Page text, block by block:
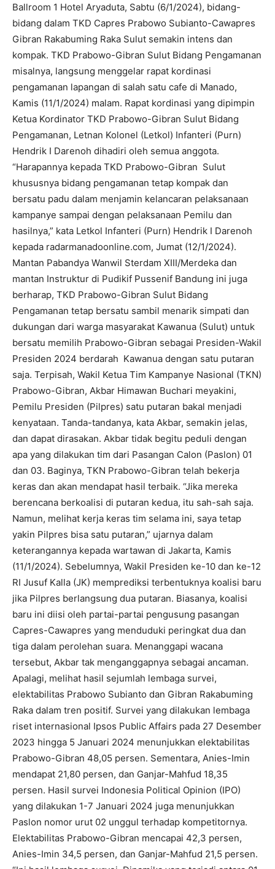
Ballroom 1 Hotel Aryaduta, Sabtu (6/1/2024), bidang-
bidang dalam TKD Capres Prabowo Subianto-Cawapres
Gibran Rakabuming Raka Sulut semakin intens dan
kompak. TKD Prabowo-Gibran Sulut Bidang Pengamanan
misalnya, langsung menggelar rapat kordinasi
pengamanan lapangan di salah satu cafe di Manado,
Kamis (11/1/2024) malam. Rapat kordinasi yang dipimpin
Ketua Kordinator TKD Prabowo-Gibran Sulut Bidang
Pengamanan, Letnan Kolonel (Letkol) Infanteri (Purn)
Hendrik I Darenoh dihadiri oleh semua anggota.
“Harapannya kepada TKD Prabowo-Gibran Sulut
khususnya bidang pengamanan tetap kompak dan
bersatu padu dalam menjamin kelancaran pelaksanaan
kampanye sampai dengan pelaksanaan Pemilu dan
hasilnya,” kata Letkol Infanteri (Purn) Hendrik I Darenoh
kepada radarmanadoonline.com, Jumat (12/1/2024).
Mantan Pabandya Wanwil Sterdam XIII/Merdeka dan
mantan Instruktur di Pudikif Pussenif Bandung ini juga
berharap, TKD Prabowo-Gibran Sulut Bidang
Pengamanan tetap bersatu sambil menarik simpati dan
dukungan dari warga masyarakat Kawanua (Sulut) untuk
bersatu memilih Prabowo-Gibran sebagai Presiden-Wakil
Presiden 2024 berdarah Kawanua dengan satu putaran
saja. Terpisah, Wakil Ketua Tim Kampanye Nasional (TKN)
Prabowo-Gibran, Akbar Himawan Buchari meyakini,
Pemilu Presiden (Pilpres) satu putaran bakal menjadi
kenyataan. Tanda-tandanya, kata Akbar, semakin jelas,
dan dapat dirasakan. Akbar tidak begitu peduli dengan
apa yang dilakukan tim dari Pasangan Calon (Paslon) 01
dan 03. Baginya, TKN Prabowo-Gibran telah bekerja
keras dan akan mendapat hasil terbaik. “Jika mereka
berencana berkoalisi di putaran kedua, itu sah-sah saja.
Namun, melihat kerja keras tim selama ini, saya tetap
yakin Pilpres bisa satu putaran,” ujarnya dalam
keterangannya kepada wartawan di Jakarta, Kamis
(11/1/2024). Sebelumnya, Wakil Presiden ke-10 dan ke-12
RI Jusuf Kalla (JK) memprediksi terbentuknya koalisi baru
jika Pilpres berlangsung dua putaran. Biasanya, koalisi
baru ini diisi oleh partai-partai pengusung pasangan
Capres-Cawapres yang menduduki peringkat dua dan
tiga dalam perolehan suara. Menanggapi wacana
tersebut, Akbar tak menganggapnya sebagai ancaman.
Apalagi, melihat hasil sejumlah lembaga survei,
elektabilitas Prabowo Subianto dan Gibran Rakabuming
Raka dalam tren positif. Survei yang dilakukan lembaga
riset internasional Ipsos Public Affairs pada 27 Desember
2023 hingga 5 Januari 2024 menunjukkan elektabilitas
Prabowo-Gibran 48,05 persen. Sementara, Anies-Imin
mendapat 21,80 persen, dan Ganjar-Mahfud 18,35
persen. Hasil survei Indonesia Political Opinion (IPO)
yang dilakukan 1-7 Januari 2024 juga menunjukkan
Paslon nomor urut 02 unggul terhadap kompetitornya.
Elektabilitas Prabowo-Gibran mencapai 42,3 persen,
Anies-Imin 34,5 persen, dan Ganjar-Mahfud 21,5 persen.